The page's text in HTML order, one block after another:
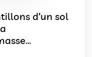
d’un sol